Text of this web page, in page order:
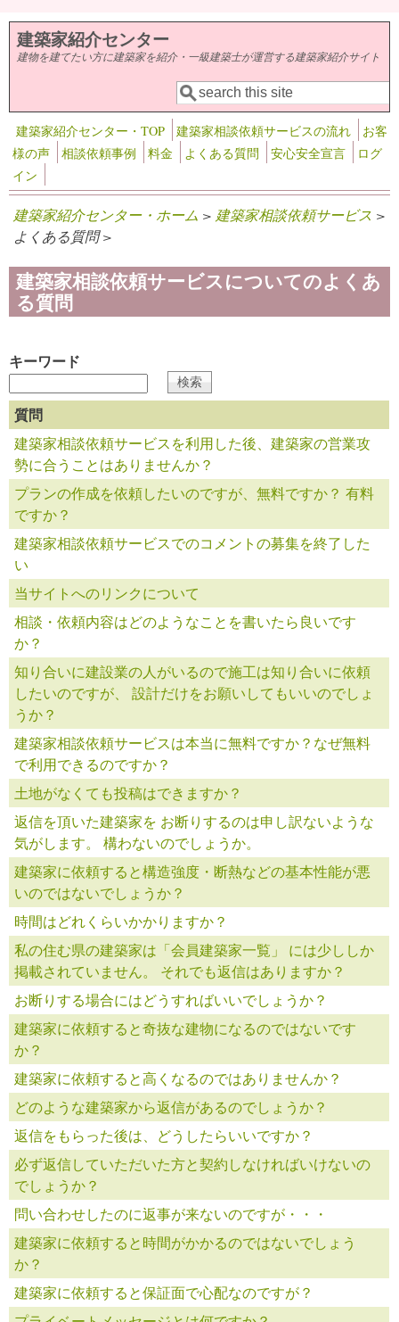
メインコンテンツに移動
建築家紹介センター
建物を建てたい方に建築家を紹介・一級建築士が運営する建築家紹介サイト
検索フォーム
検索
建築家紹介センター・TOP 建築家相談依頼サービスの流れ
お客
様の声
相談依頼事例 料金 よくある質問 安心安全宣言
ログ
イン
建築家紹介センター・ホーム > 建築家相談依頼サービス >
よくある質問 >
建築家相談依頼サービスについてのよくあ
る質問
キーワード
質問
建築家相談依頼サービスを利用した後、建築家の営業攻
勢に合うことはありませんか？
プランの作成を依頼したいのですが、無料ですか？ 有料
ですか？
建築家相談依頼サービスでのコメントの募集を終了した
い
当サイトへのリンクについて
相談・依頼内容はどのようなことを書いたら良いです
か？
知り合いに建設業の人がいるので施工は知り合いに依頼
したいのですが、 設計だけをお願いしてもいいのでしょ
うか？
建築家相談依頼サービスは本当に無料ですか？なぜ無料
で利用できるのですか？
土地がなくても投稿はできますか？
返信を頂いた建築家を お断りするのは申し訳ないような
気がします。 構わないのでしょうか。
建築家に依頼すると構造強度・断熱などの基本性能が悪
いのではないでしょうか？
時間はどれくらいかかりますか？
私の住む県の建築家は「会員建築家一覧」 には少ししか
掲載されていません。 それでも返信はありますか？
お断りする場合にはどうすればいいでしょうか？
建築家に依頼すると奇抜な建物になるのではないです
か？
建築家に依頼すると高くなるのではありませんか？
どのような建築家から返信があるのでしょうか？
返信をもらった後は、どうしたらいいですか？
必ず返信していただいた方と契約しなければいけないの
でしょうか？
問い合わせしたのに返事が来ないのですが・・・
建築家に依頼すると時間がかかるのではないでしょう
か？
建築家に依頼すると保証面で心配なのですが？